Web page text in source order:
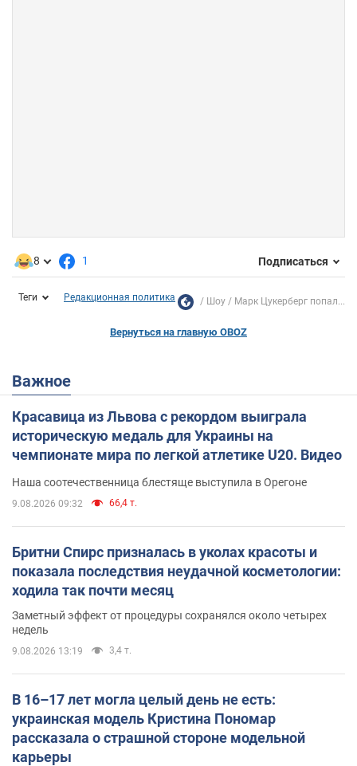
8 1 Подписаться
Теги Редакционная политика Шоу Марк Цукерберг попал...
Вернуться на главную OBOZ
Важное
Красавица из Львова с рекордом выиграла
историческую медаль для Украины на
чемпионате мира по легкой атлетике U20. Видео
Наша соотечественница блестяще выступила в Орегоне
9.08.2026 09:32 66,4 т.
Бритни Спирс призналась в уколах красоты и
показала последствия неудачной косметологии:
ходила так почти месяц
Заметный эффект от процедуры сохранялся около четырех
недель
9.08.2026 13:19 3,4 т.
В 16–17 лет могла целый день не есть:
украинская модель Кристина Пономар
рассказала о страшной стороне модельной
карьеры